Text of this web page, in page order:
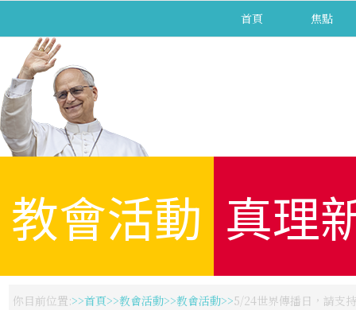
首頁 焦點
教會活動 真理
你目前位置: 首頁 教會活動 教會活動 5/24世界傳播日，請支